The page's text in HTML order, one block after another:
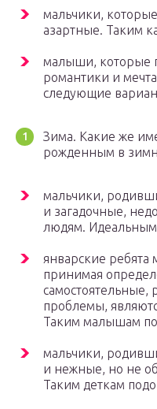
мальчики,
азартные. Таким
малыши, которые
романтики и
следующие
Зима. Какие же
рожденным в
мальчики,
и загадочные,
людям.
январские ребята
принимая
проблемы,
Таким малышам
мальчики,
и нежные, но не
Таким деткам